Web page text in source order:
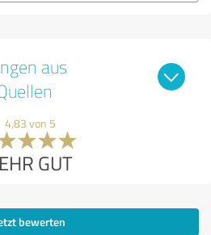
aus
4,83 von 5
GUT
bewerten